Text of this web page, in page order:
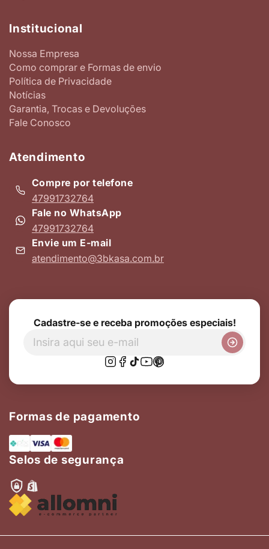
Institucional
Nossa Empresa
Como comprar e Formas de envio
Política de Privacidade
Notícias
Garantia, Trocas e Devoluções
Fale Conosco
Atendimento
Compre por telefone
47991732764
Fale no WhatsApp
47991732764
Envie um E-mail
atendimento@3bkasa.com.br
Cadastre-se e receba promoções especiais!
Formas de pagamento
Selos de segurança